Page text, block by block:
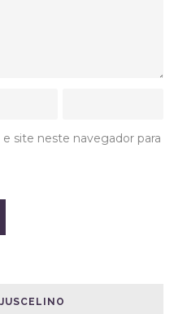
site neste navegador para